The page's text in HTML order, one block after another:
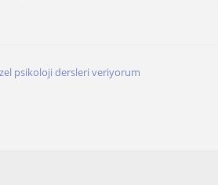
psikoloji dersleri veriyorum